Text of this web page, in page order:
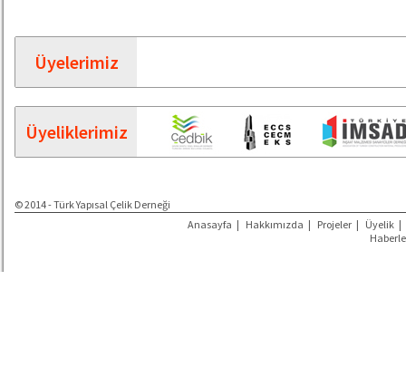
Üyelerimiz
Üyeliklerimiz
© 2014 - Türk Yapısal Çelik Derneği
Anasayfa | Hakkımızda | Projeler | Üyelik |